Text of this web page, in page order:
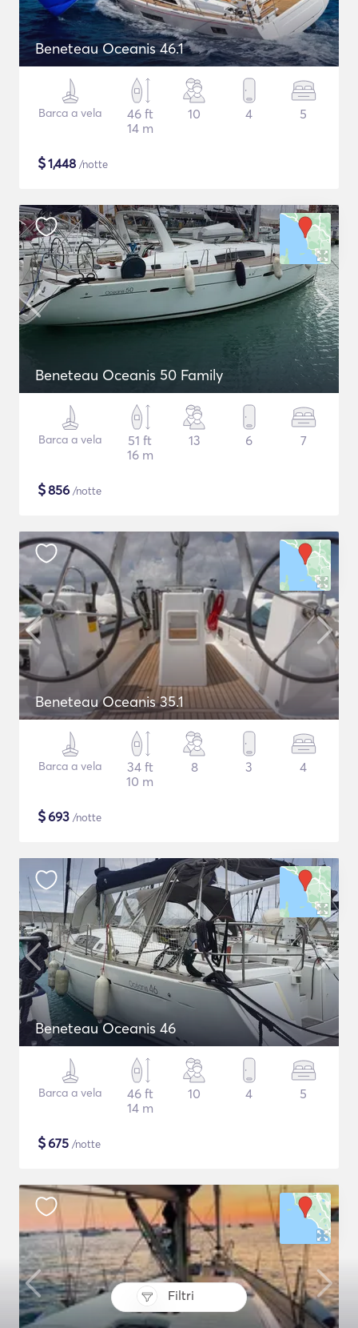
Filtri
Beneteau Oceanis 46.1
Barca a vela
46 ft
14 m
10 4 5
$1,448 /notte
Beneteau Oceanis 50 Family
Barca a vela
51 ft
16 m
13 6 7
$856 /notte
Beneteau Oceanis 35.1
Barca a vela
34 ft
10 m
8 3 4
$693 /notte
Beneteau Oceanis 46
Barca a vela
46 ft
14 m
10 4 5
$675 /notte